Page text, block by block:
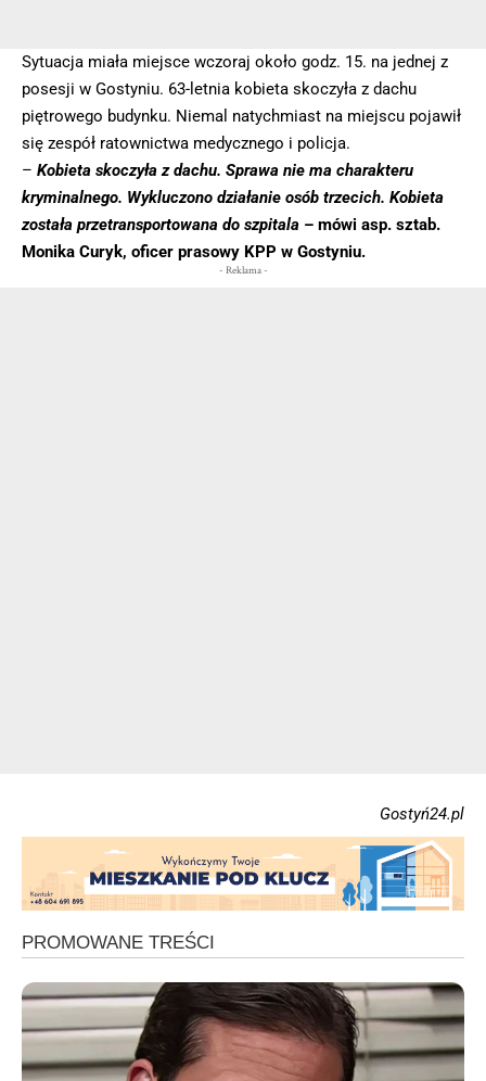
Sytuacja miała miejsce wczoraj około godz. 15. na jednej z
posesji w Gostyniu. 63-letnia kobieta skoczyła z dachu
piętrowego budynku. Niemal natychmiast na miejscu pojawił
się zespół ratownictwa medycznego i policja.
– Kobieta skoczyła z dachu. Sprawa nie ma charakteru
kryminalnego. Wykluczono działanie osób trzecich. Kobieta
została przetransportowana do szpitala – mówi asp. sztab.
Monika Curyk, oficer prasowy KPP w Gostyniu.
- Reklama -
Gostyń24.pl